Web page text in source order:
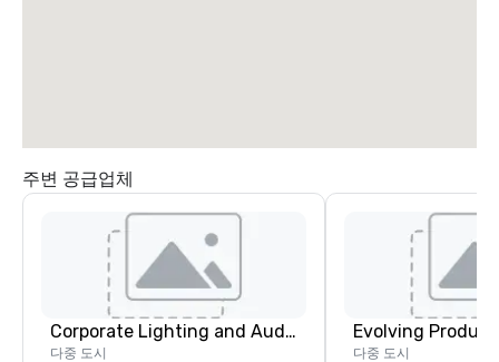
주변 공급업체
Corporate Lighting and Audio
다중 도시
Evolving
다중 도시